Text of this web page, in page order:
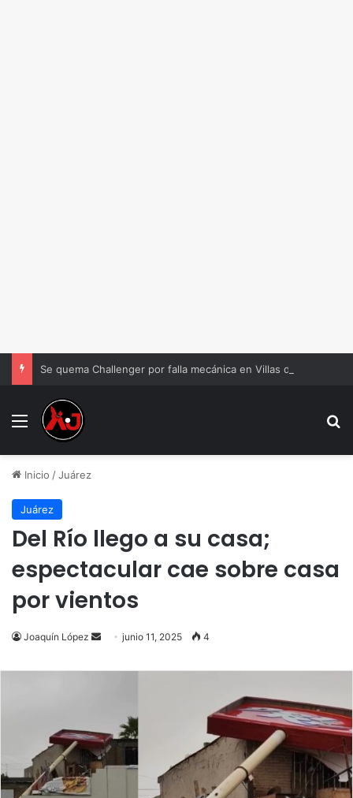
Se quema Challenger por falla mecánica en Villas del Sur
Menu
Inicio /Juárez
Juárez
Del Río llego a su casa;
espectacular cae sobre casa
por vientos
Joaquín López
Send
email
junio 11, 2025 4